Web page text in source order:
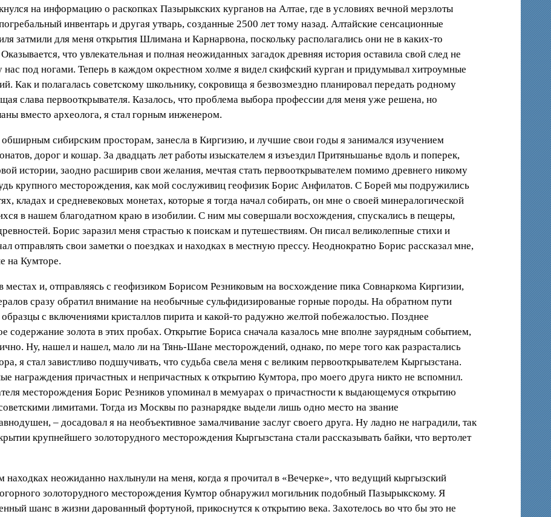
на информацию о раскопках Пазырыкских курганов на Алтае, где в условиях вечной мерзлоты
инвентарь и другая утварь, созданные 2500 лет тому назад. Алтайские сенсационные
затмили для меня открытия Шлимана и Карнарвона, поскольку располагались они не в каких-то
что увлекательная и полная неожиданных загадок древняя история оставила свой след не
нас под ногами. Теперь в каждом окрестном холме я видел скифский курган и придумывал хитроумные
Как и полагалась советскому школьнику, сокровища я безвозмездно планировал передать родному
слава первооткрывателя. Казалось, что проблема выбора профессии для меня уже решена, но
вместо археолога, я стал горным инженером.
обширным сибирским просторам, занесла в Киргизию, и лучшие свои годы я занимался изучением
дорог и кошар. За двадцать лет работы изыскателем я изъездил Притяньшанье вдоль и поперек,
истории, заодно расширив свои желания, мечтая стать первооткрывателем помимо древнего никому
крупного месторождения, как мой сослуживиц геофизик Борис Анфилатов. С Борей мы подружились
кладах и средневековых монетах, которые я тогда начал собирать, он мне о своей минералогической
в нашем благодатном краю в изобилии. С ним мы совершали восхождения, спускались в пещеры,
Борис заразил меня страстью к поискам и путешествиям. Он писал великолепные стихи и
отправлять свои заметки о поездках и находках в местную прессу. Неоднократно Борис рассказал мне,
на Кумторе.
местах и, отправляясь с геофизиком Борисом Резниковым на восхождение пика Совнаркома Киргизии,
сразу обратил внимание на необычные сульфидизированые горные породы. На обратном пути
с включениями кристаллов пирита и какой-то радужно желтой побежалостью. Позднее
содержание золота в этих пробах. Открытие Бориса сначала казалось мне вполне заурядным событием,
Ну, нашел и нашел, мало ли на Тянь-Шане месторождений, однако, по мере того как разрастались
я стал завистливо подшучивать, что судьба свела меня с великим первооткрывателем Кыргызстана.
награждения причастных и непричастных к открытию Кумтора, про моего друга никто не вспомнил.
месторождения Борис Резников упоминал в мемуарах о причастности к выдающемуся открытию
лимитами. Тогда из Москвы по разнарядке выдели лишь одно место на звание
– досадовал я на необъективное замалчивание заслуг своего друга. Ну ладно не наградили, так
крупнейшего золоторудного месторождения Кыргызстана стали рассказывать байки, что вертолет
находках неожиданно нахлынули на меня, когда я прочитал в «Вечерке», что ведущий кыргызский
золоторудного месторождения Кумтор обнаружил могильник подобный Пазырыкскому. Я
шанс в жизни дарованный фортуной, прикоснутся к открытию века. Захотелось во что бы это не